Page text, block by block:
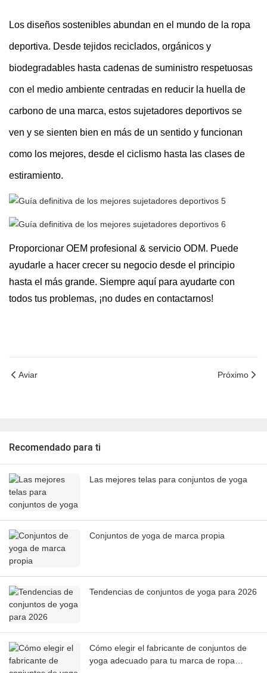
Los diseños sostenibles abundan en el mundo de la ropa
deportiva. Desde tejidos reciclados, orgánicos y
biodegradables hasta cadenas de suministro respetuosas
con el medio ambiente centradas en reducir la huella de
carbono de una marca, estos sujetadores deportivos se
ven y se sienten bien en más de un sentido y funcionan
como los mejores, desde el ciclismo hasta las clases de
estiramiento.
Proporcionar OEM profesional & servicio ODM. Puede
ayudarle a hacer crecer su negocio desde el principio
hasta el más grande. Siempre aquí para ayudarte con
todos tus problemas, ¡no dudes en contactarnos!
Aviar Próximo
Recomendado para ti
Las mejores telas para conjuntos de yoga
Conjuntos de yoga de marca propia
Tendencias de conjuntos de yoga para 2026
Cómo elegir el fabricante de conjuntos de
yoga adecuado para tu marca de ropa